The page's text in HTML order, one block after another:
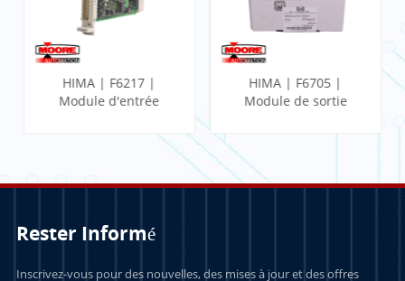
HIMA | F6217 |
Module d'entrée
HIMA | F6705 |
Module de sortie
Rester Informé
Inscrivez-vous pour des nouvelles, des mises à jour et des offres